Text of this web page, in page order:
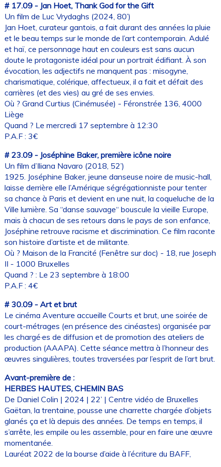
# 17.09 - Jan Hoet, Thank God for the Gift
Un film de Luc Vrydaghs (2024, 80’)
Jan Hoet, curateur gantois, a fait durant des années la pluie
et le beau temps sur le monde de l’art contemporain. Adulé
et haï, ce personnage haut en couleurs est sans aucun
doute le protagoniste idéal pour un portrait édifiant. À son
évocation, les adjectifs ne manquent pas : misogyne,
charismatique, colérique, affectueux, il a fait et défait des
carrières (et des vies) au gré de ses envies.
Où ? Grand Curtius (Cinémusée) - Féronstrée 136, 4000
Liège
Quand ? Le mercredi 17 septembre à 12:30
P.A.F : 3€
# 23.09 - Joséphine Baker, première icône noire
Un film d’Iliana Navaro (2018, 52’)
1925. Joséphine Baker, jeune danseuse noire de music-hall,
laisse derrière elle l’Amérique ségrégationniste pour tenter
sa chance à Paris et devient en une nuit, la coqueluche de la
Ville lumière. Sa “danse sauvage“ bouscule la vieille Europe,
mais à chacun de ses retours dans le pays de son enfance,
Joséphine retrouve racisme et discrimination. Ce film raconte
son histoire d’artiste et de militante.
Où ? Maison de la Francité (Fenêtre sur doc) - 18, rue Joseph
II - 1000 Bruxelles
Quand ? : Le 23 septembre à 18:00
P.A.F : 4€
# 30.09 - Art et brut
Le cinéma Aventure accueille Courts et brut, une soirée de
court-métrages (en présence des cinéastes) organisée par
les chargé·es de diffusion et de promotion des ateliers de
production (AAAPA). Cette séance mettra à l’honneur des
œuvres singulières, toutes traversées par l’esprit de l’art brut.
Avant-première de :
HERBES HAUTES, CHEMIN BAS
De Daniel Colin | 2024 | 22’ | Centre vidéo de Bruxelles
Gaëtan, la trentaine, pousse une charrette chargée d’objets
glanés ça et là depuis des années. De temps en temps, il
s’arrête, les empile ou les assemble, pour en faire une œuvre
momentanée.
Lauréat 2022 de la bourse d’aide à l’écriture du BAFF,